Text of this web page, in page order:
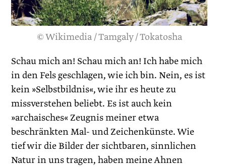
© Wikimedia / Tamgaly / Tokatosha
Schau mich an! Schau mich an! Ich habe mich
in den Fels geschlagen, wie ich bin. Nein, es ist
kein »Selbstbildnis«, wie ihr es heute zu
missverstehen beliebt. Es ist auch kein
»archaisches« Zeugnis meiner etwa
beschränkten Mal- und Zeichenkünste. Wie
tief wir die Bilder der sichtbaren, sinnlichen
Natur in uns tragen, haben meine Ahnen